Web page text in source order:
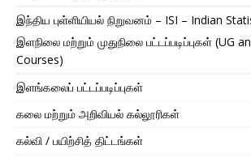
இந்திய புள்ளியியல் நிறுவனம் – ISI – Indian
இளநிலை மற்றும் முதுநிலை பட்டப்படிப்புகள் (UG
Courses)
இளங்கலைப் பட்டப்படிப்புகள்
கலை மற்றும் அறிவியல் கல்லூரிகள்
கல்வி / பயிற்சித் திட்டங்கள்